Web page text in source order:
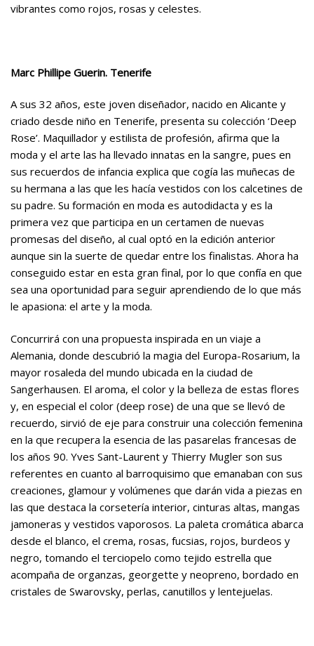
vibrantes como rojos, rosas y celestes.
Marc Phillipe Guerin. Tenerife
A sus 32 años, este joven diseñador, nacido en Alicante y
criado desde niño en Tenerife, presenta su colección ‘Deep
Rose’. Maquillador y estilista de profesión, afirma que la
moda y el arte las ha llevado innatas en la sangre, pues en
sus recuerdos de infancia explica que cogía las muñecas de
su hermana a las que les hacía vestidos con los calcetines de
su padre. Su formación en moda es autodidacta y es la
primera vez que participa en un certamen de nuevas
promesas del diseño, al cual optó en la edición anterior
aunque sin la suerte de quedar entre los finalistas. Ahora ha
conseguido estar en esta gran final, por lo que confía en que
sea una oportunidad para seguir aprendiendo de lo que más
le apasiona: el arte y la moda.
Concurrirá con una propuesta inspirada en un viaje a
Alemania, donde descubrió la magia del Europa-Rosarium, la
mayor rosaleda del mundo ubicada en la ciudad de
Sangerhausen. El aroma, el color y la belleza de estas flores
y, en especial el color (deep rose) de una que se llevó de
recuerdo, sirvió de eje para construir una colección femenina
en la que recupera la esencia de las pasarelas francesas de
los años 90. Yves Sant-Laurent y Thierry Mugler son sus
referentes en cuanto al barroquisimo que emanaban con sus
creaciones, glamour y volúmenes que darán vida a piezas en
las que destaca la corsetería interior, cinturas altas, mangas
jamoneras y vestidos vaporosos. La paleta cromática abarca
desde el blanco, el crema, rosas, fucsias, rojos, burdeos y
negro, tomando el terciopelo como tejido estrella que
acompaña de organzas, georgette y neopreno, bordado en
cristales de Swarovsky, perlas, canutillos y lentejuelas.